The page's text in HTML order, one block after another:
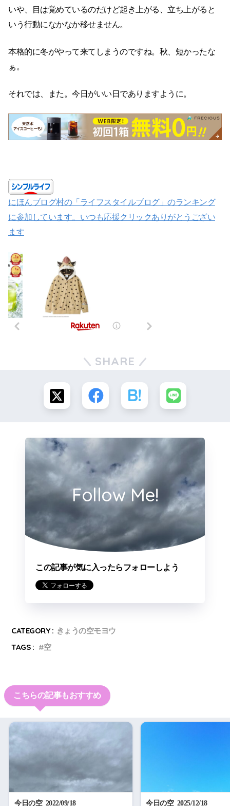
いや、目は覚めているのだけど起き上がる、立ち上がると
いう行動になかなか移せません。
本格的に冬がやって来てしまうのですね。秋、短かったな
ぁ。
それでは、また。今日がいい日でありますように。
にほんブログ村の「ライフスタイルブログ」のランキング
に参加しています。いつも応援クリックありがとうござい
ます
SHARE
Follow Me!
この記事が気に入ったらフォローしよう
CATEGORY : きょうの空モヨウ
TAGS :
空
こちらの記事もおすすめ
今日の空_2022/09/18 今日の空_2025/12/18